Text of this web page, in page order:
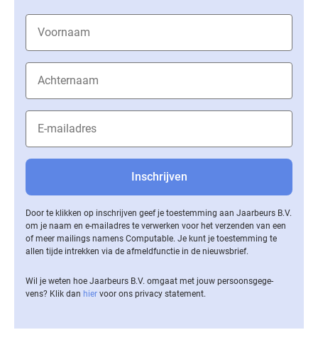
Door te klikken op inschrijven geef je toestemming aan Jaarbeurs B.V.
om je naam en e-mailadres te verwerken voor het verzenden van een
of meer mailings namens Computable. Je kunt je toestemming te
allen tijde intrekken via de af­meld­func­tie in de nieuwsbrief.
Wil je weten hoe Jaarbeurs B.V. omgaat met jouw per­soons­ge­ge­
vens? Klik dan hier voor ons privacy statement.